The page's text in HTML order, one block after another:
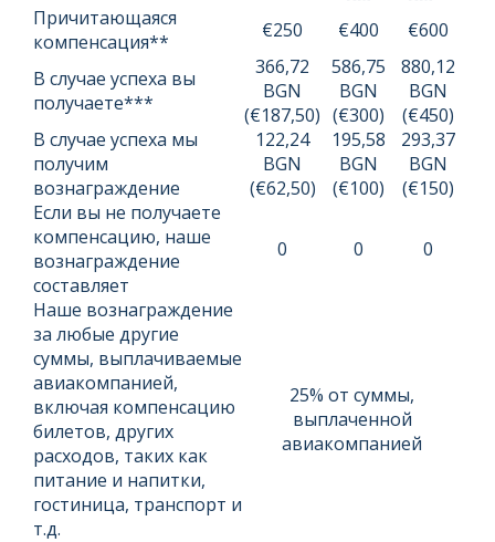
Причитающаяся
компенсация**
€250 €400
€600
В случае успеха вы
получаете***
366,72
BGN
(€187,50)
586,75
BGN
(€300)
880,12
BGN
(€450)
В случае успеха мы
получим
вознаграждение
122,24
BGN
(€62,50)
195,58
BGN
(€100)
293,37
BGN
(€150)
Если вы не получаете
компенсацию, наше
вознаграждение
составляет
0 0 0
Наше вознаграждение
за любые другие
суммы, выплачиваемые
авиакомпанией,
включая компенсацию
билетов, других
расходов, таких как
питание и напитки,
гостиница, транспорт и
т.д.
25% от суммы,
выплаченной
авиакомпанией